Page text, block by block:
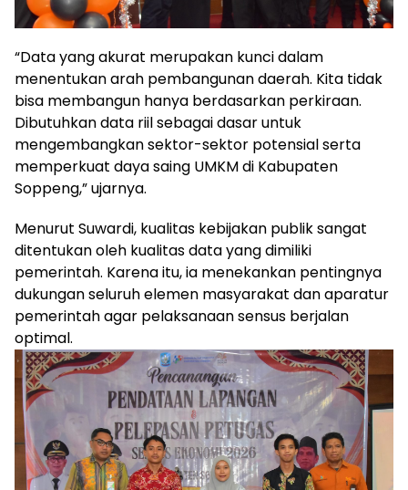
“Data yang akurat merupakan kunci dalam
menentukan arah pembangunan daerah. Kita tidak
bisa membangun hanya berdasarkan perkiraan.
Dibutuhkan data riil sebagai dasar untuk
mengembangkan sektor-sektor potensial serta
memperkuat daya saing UMKM di Kabupaten
Soppeng,” ujarnya.
Menurut Suwardi, kualitas kebijakan publik sangat
ditentukan oleh kualitas data yang dimiliki
pemerintah. Karena itu, ia menekankan pentingnya
dukungan seluruh elemen masyarakat dan aparatur
pemerintah agar pelaksanaan sensus berjalan
optimal.